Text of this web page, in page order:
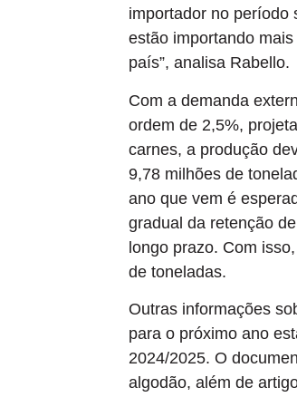
importador no período
estão importando
país”, analisa Rabello.
Com a demanda
ordem de 2,5%,
carnes, a produção
9,78 milhões de
ano que vem é
gradual da retenção
longo prazo. Com
de toneladas.
Outras informações
para o próximo ano
2024/2025. O
algodão, além de